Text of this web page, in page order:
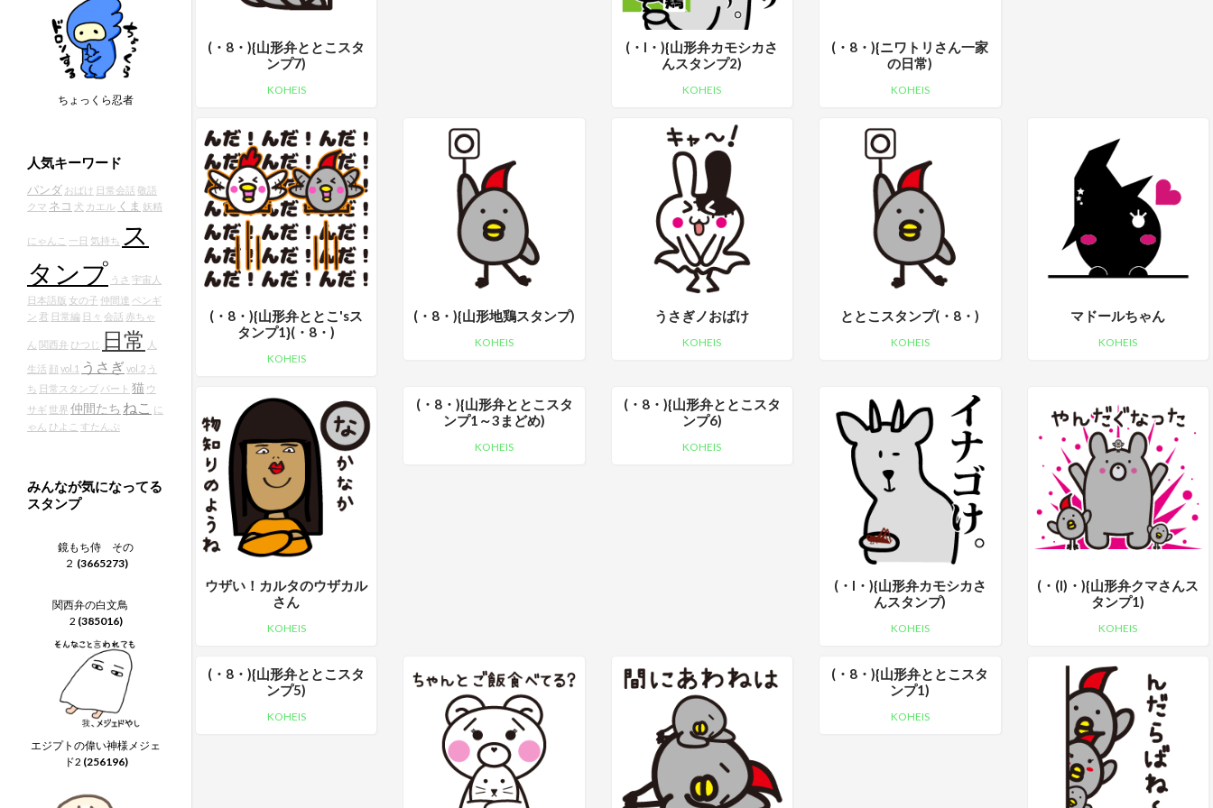
(・8・){山形弁ととこスタ
ンプ7)
KOHEIS
(・I・){山形弁カモシカさ
んスタンプ2)
KOHEIS
(・8・){ニワトリさん一家
の日常)
KOHEIS
(・8・){山形弁ととこ'sス
タンプ1}(・8・)
KOHEIS
(・8・){山形地鶏スタンプ)
KOHEIS
うさぎノおばけ
KOHEIS
ととこスタンプ(・8・)
KOHEIS
マドールちゃん
KOHEIS
ウザい！カルタのウザカル
さん
KOHEIS
(・8・){山形弁ととこスタ
ンプ1～3まどめ)
KOHEIS
(・8・){山形弁ととこスタ
ンプ6)
KOHEIS
(・I・){山形弁カモシカさ
んスタンプ)
KOHEIS
(・(I)・){山形弁クマさんス
タンプ1)
KOHEIS
(・8・){山形弁ととこスタ
ンプ5)
KOHEIS
(・8・){山形弁ととこスタ
ンプ1)
KOHEIS
ちょっくら忍者
人気キーワード
パンダ おばけ 日常会話 敬語
クマ ネコ 犬 カエル くま 妖精
にゃんこ 一日 気持ち ス
タンプ うさ 宇宙人
日本語版 女の子 仲間達 ペンギ
ン 君 日常編 日々 会話 赤ちゃ
ん 関西弁 ひつじ 日常 人
生活 顔 vol.1 うさぎ vol.2 う
ち 日常スタンプ パート 猫 ウ
サギ 世界 仲間たち ねこ に
ゃん ひよこ すたんぷ
みんなが気になってる
スタンプ
鏡もち侍 その
２ (3665273)
関西弁の白文鳥
2 (385016)
エジプトの偉い神様メジェ
ド2 (256196)